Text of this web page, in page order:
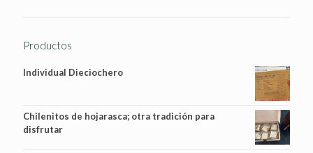
Productos
Individual Dieciochero
Chilenitos de hojarasca; otra tradición para
disfrutar